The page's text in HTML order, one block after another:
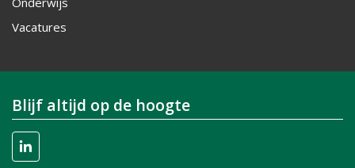
Vacatures
Blijf altijd op de hoogte